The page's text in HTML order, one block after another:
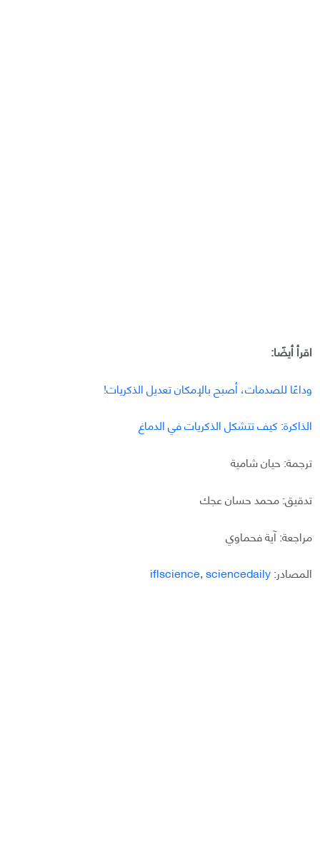
اقرأ أيضًا:
وداعًا للصدمات، أصبح بالإمكان تعديل الذكريات!
الذاكرة: كيف تتشكل الذكريات في الدماغ
ترجمة: حيان شامية
تدقيق: محمد حسان عجك
مراجعة: آية فحماوي
المصادر:
iflscience,sciencedaily